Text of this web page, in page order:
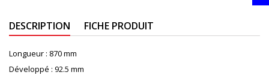
DESCRIPTION FICHE PRODUIT
Longueur : 870 mm
Développé : 92.5 mm